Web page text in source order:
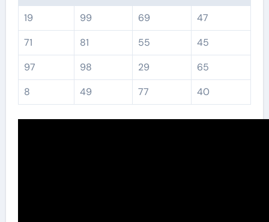
19
99 69
47
71
81 55
45
97
98 29
65
8
49 77 40